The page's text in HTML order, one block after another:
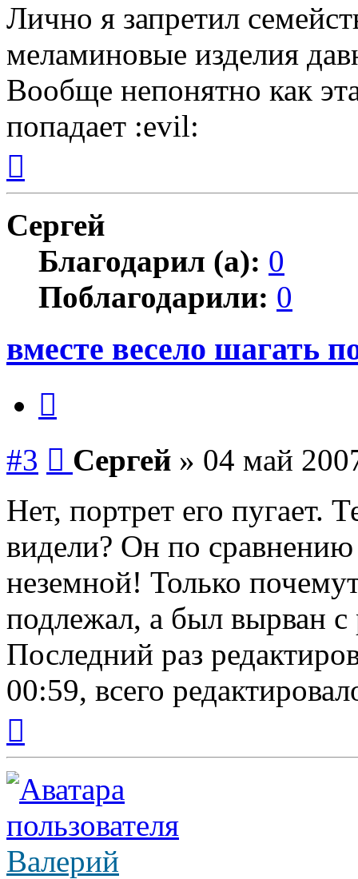
Лично я запретил
меламиновые изделия
Вообще непонятно как
попадает :evil:
началу
Сергей
Благодарил (а): 0
Поблагодарили: 0
вместе весело шагать
#3 Сергей » 04 май
Нет, портрет его пугает.
видели? Он по
неземной! Только
подлежал, а был вырван
Последний раз
00:59, всего
началу
Валерий